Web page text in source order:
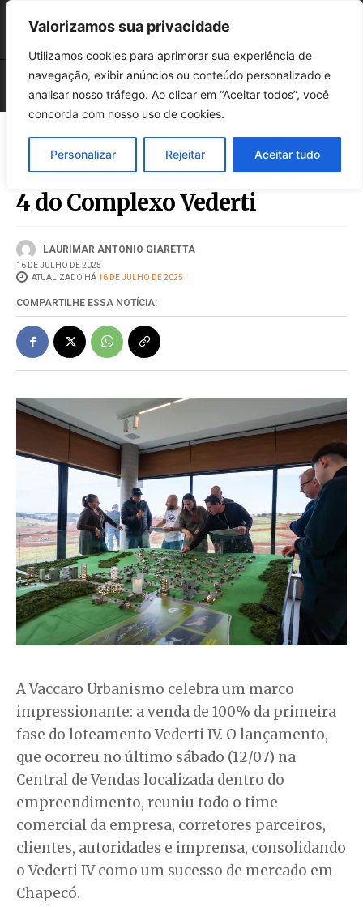
Valorizamos sua privacidade
Utilizamos cookies para aprimorar sua experiência de
navegação, exibir anúncios ou conteúdo personalizado e
analisar nosso tráfego. Ao clicar em “Aceitar todos”, você
concorda com nosso uso de cookies.
Personalizar Rejeitar Aceitar tudo
Vaccaro Urbanismo vende
100% da primeira fase da etapa
4 do Complexo Vederti
LAURIMAR ANTONIO GIARETTA
16 DE JULHO DE 2025
ATUALIZADO HÁ 16 DE JULHO DE 2025
COMPARTILHE ESSA NOTÍCIA:
A Vaccaro Urbanismo celebra um marco
impressionante: a venda de 100% da primeira
fase do loteamento Vederti IV. O lançamento,
que ocorreu no último sábado (12/07) na
Central de Vendas localizada dentro do
empreendimento, reuniu todo o time
comercial da empresa, corretores parceiros,
clientes, autoridades e imprensa, consolidando
o Vederti IV como um sucesso de mercado em
Chapecó.